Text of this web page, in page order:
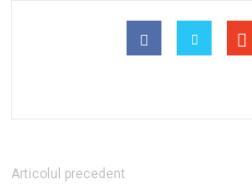
Articolul precedent